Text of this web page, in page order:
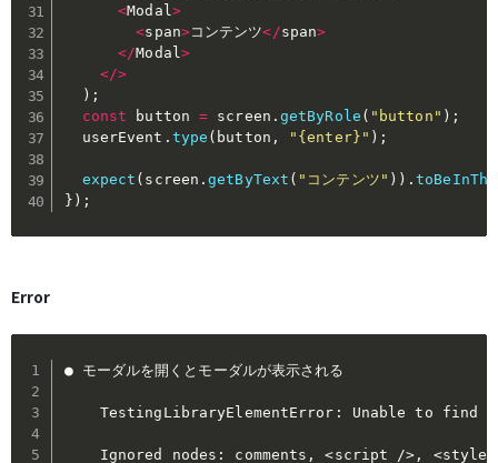
<Modal>
<span>コンテンツ</span>
</Modal>
</>
) ;
const button = screen . getByRole ( "button" ) ;
  userEvent
. type ( button , "{enter}" ) ;
expect ( screen .getByText ( "コンテンツ" ) ) .
} ) ;
Error
● モーダルを開くとモーダルが表示される
TestingLibraryElementError: Unable to find
Ignored nodes: comments, <script />, <style